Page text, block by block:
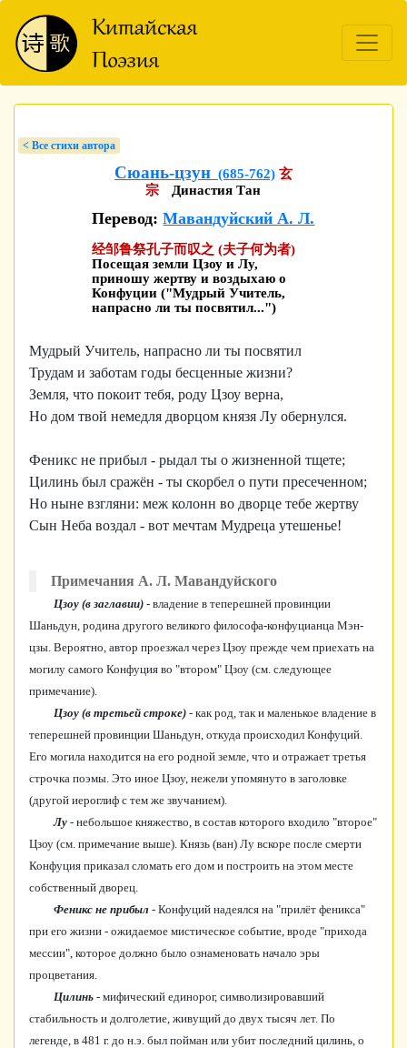
< Bсе стихи автора
Сюань-цзун (685-762) 玄
宗
Династия Тан
Перевод:Мавандуйский А. Л.
经邹鲁祭孔子而叹之 (夫子何为者)
Посещая земли Цзоу и Лу,
приношу жертву и воздыхаю о
Конфуции ("Мудрый Учитель,
напрасно ли ты посвятил...")
Мудрый Учитель, напрасно ли ты посвятил
Трудам и заботам годы бесценные жизни?
Земля, что покоит тебя, роду Цзоу верна,
Но дом твой немедля дворцом князя Лу обернулся.
Феникс не прибыл - рыдал ты о жизненной тщете;
Цилинь был сражён - ты скорбел о пути пресеченном;
Но ныне взгляни: меж колонн во дворце тебе жертву
Сын Неба воздал - вот мечтам Мудреца утешенье!
Примечания А. Л. Мавандуйского
Цзоу (в заглавии)- владение в теперешней провинции
Шаньдун, родина другого великого философа-конфуцианца Мэн-
цзы. Вероятно, автор проезжал через Цзоу прежде чем приехать на
могилу самого Конфуция во "втором" Цзоу (см. следующее
примечание).
Цзоу (в третьей строке)- как род, так и маленькое владение в
теперешней провинции Шаньдун, откуда происходил Конфуций.
Его могила находится на его родной земле, что и отражает третья
строчка поэмы. Это иное Цзоу, нежели упомянуто в заголовке
(другой иероглиф с тем же звучанием).
Лу- небольшое княжество, в состав которого входило "второе"
Цзоу (см. примечание выше). Князь (ван) Лу вскоре после смерти
Конфуция приказал сломать его дом и построить на этом месте
собственный дворец.
Феникс не прибыл- Конфуций надеялся на "прилёт феникса"
при его жизни - ожидаемое мистическое событие, вроде "прихода
мессии", которое должно было ознаменовать начало эры
процветания.
Цилинь- мифический единорог, символизировавший
стабильность и долголетие, живущий до двух тысяч лет. По
легенде, в 481 г. до н.э. был пойман или убит последний цилинь, о